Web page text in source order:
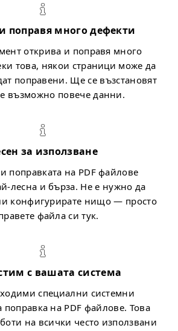
поправя много дефекти
открива и поправя много
това, някои страници може да
поправени. Ще се възстановят
възможно повече данни.
за използване
поправката на PDF файлове
лесна и бърза. Не е нужно да
конфигурирате нищо — просто
файла си тук.
с вашата система
специални системни
поправка на PDF файлове. Това
на всички често използвани